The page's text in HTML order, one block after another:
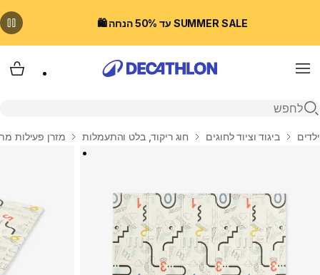
SUMMER SALE עד 50% הנחה 🛍️
Menu
פתיחת חיפוש
בית
ילדים ביגוד וציוד לחוגים חוג ריקוד, בלט והתעמלות מזרן פעילות